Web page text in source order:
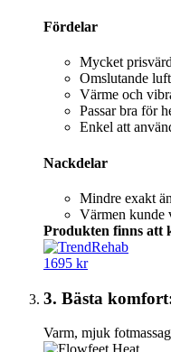
Fördelar
Mycket
Omslutande
Värme och
Passar bra för
Enkel att
Nackdelar
Mindre exakt
Värmen kunde
Produkten finns att
1695 kr
3. Bästa
Varm, mjuk